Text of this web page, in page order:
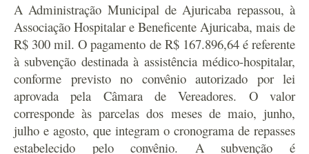
A Administração Municipal de Ajuricaba repassou, à
Associação Hospitalar e Beneficente Ajuricaba, mais de
R$ 300 mil. O pagamento de R$ 167.896,64 é referente
à subvenção destinada à assistência médico-hospitalar,
conforme previsto no convênio autorizado por lei
aprovada pela Câmara de Vereadores. O valor
corresponde às parcelas dos meses de maio, junho,
julho e agosto, que integram o cronograma de repasses
estabelecido pelo convênio. A subvenção é